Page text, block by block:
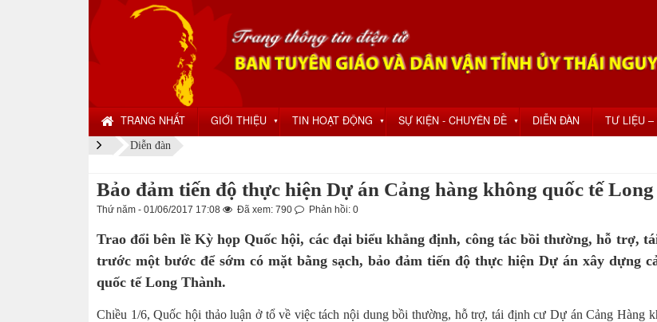
TRANG NHẤT GIỚI THIỆU ▼ TIN HOẠT ĐỘNG ▼ SỰ KIỆN - CHUYÊN ĐỀ ▼ DIỄN ĐÀN TƯ LIỆU –
Diễn đàn
Bảo đảm tiến độ thực hiện Dự án Cảng hàng không quốc tế
Thứ năm - 01/06/2017 17:08 Đã xem: 790 Phản hồi: 0
Trao đổi bên lề Kỳ họp Quốc hội, các đại biểu khẳng định, công tác bồi thường, hỗ trợ,
trước một bước để sớm có mặt bằng sạch, bảo đảm tiến độ thực hiện Dự án xây dựng
quốc tế Long Thành.
Chiều 1/6, Quốc hội thảo luận ở tổ về việc tách nội dung bồi thường, hỗ trợ, tái định cư Dự án Cảng Hàng